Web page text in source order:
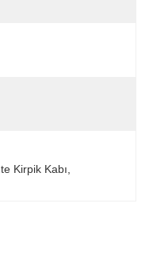
Kirpik Kabı